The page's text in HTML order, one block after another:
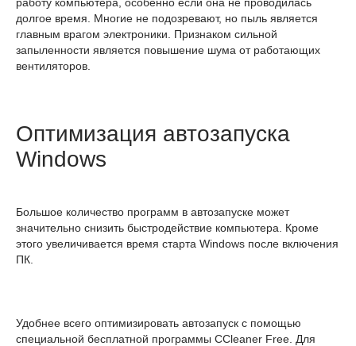
долгое время. Многие не подозревают, но пыль является
главным врагом электроники. Признаком сильной
запыленности является повышение шума от работающих
вентиляторов.
Оптимизация автозапуска
Windows
Большое количество программ в автозапуске может
значительно снизить быстродействие компьютера. Кроме
этого увеличивается время старта Windows после включения
ПК.
Удобнее всего оптимизировать автозапуск с помощью
специальной бесплатной программы CCleaner Free. Для